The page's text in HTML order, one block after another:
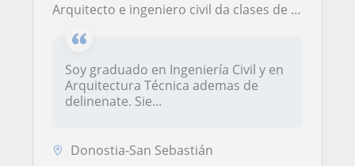
Arquitecto e ingeniero civil da clases de Matematicas
Soy graduado en Ingeniería Civil y en
Arquitectura Técnica ademas de
delinenate. Sie...
Donostia-San Sebastián